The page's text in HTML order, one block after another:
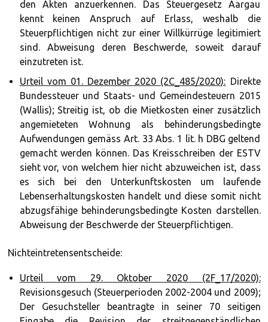
den Akten anzuerkennen. Das Steuergesetz Aargau
kennt keinen Anspruch auf Erlass, weshalb die
Steuerpflichtigen nicht zur einer Willkürrüge legitimiert
sind. Abweisung deren Beschwerde, soweit darauf
einzutreten ist.
Urteil vom 01. Dezember 2020 (2C_485/2020): Direkte
Bundessteuer und Staats- und Gemeindesteuern 2015
(Wallis); Streitig ist, ob die Mietkosten einer zusätzlich
angemieteten Wohnung als behinderungsbedingte
Aufwendungen gemäss Art. 33 Abs. 1 lit. h DBG geltend
gemacht werden können. Das Kreisschreiben der ESTV
sieht vor, von welchem hier nicht abzuweichen ist, dass
es sich bei den Unterkunftskosten um laufende
Lebenserhaltungskosten handelt und diese somit nicht
abzugsfähige behinderungsbedingte Kosten darstellen.
Abweisung der Beschwerde der Steuerpflichtigen.
Nichteintretensentscheide:
Urteil vom 29. Oktober 2020 (2F_17/2020):
Revisionsgesuch (Steuerperioden 2002-2004 und 2009);
Der Gesuchsteller beantragte in seiner 70 seitigen